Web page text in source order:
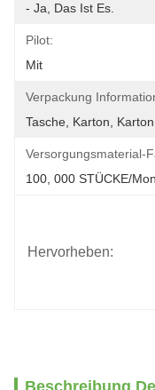
- Ja, Das Ist Es.
Pilot:
Mit
Verpackung
Tasche, Karton, Karton
Versorgungsmaterial-
100, 000 STÜCKE/
Hervorheben:
Beschreibung